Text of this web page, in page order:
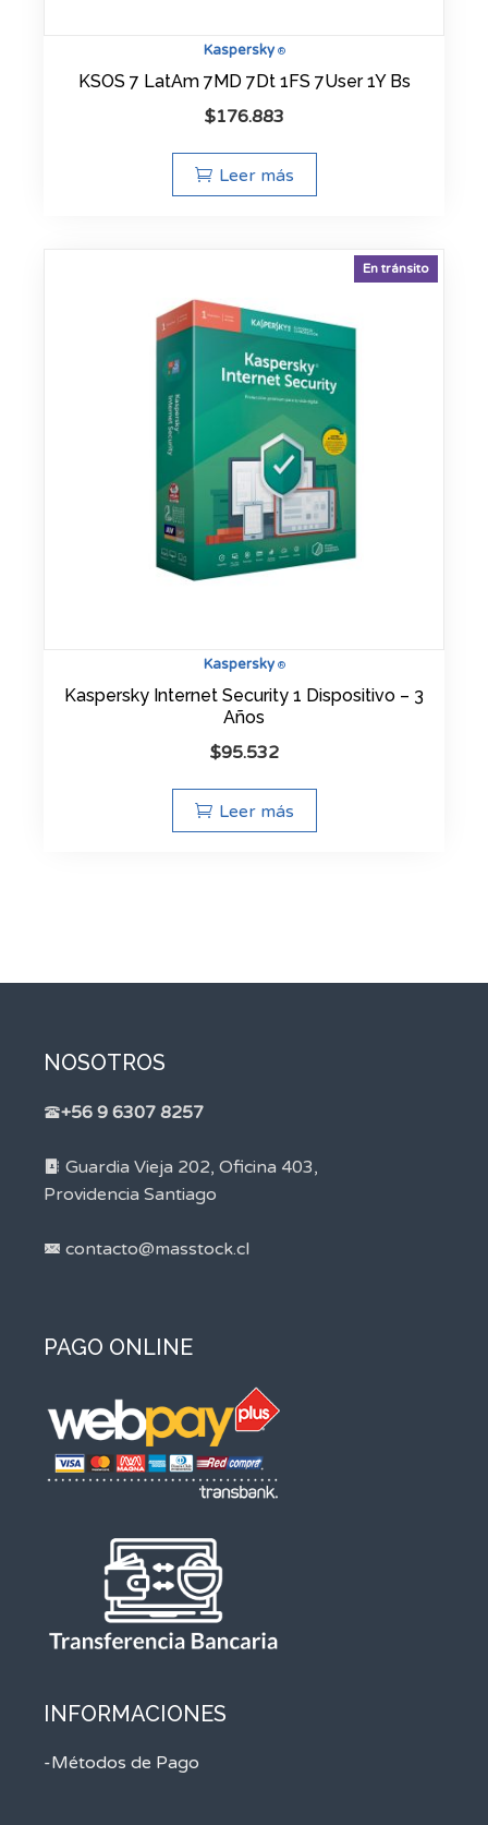
Kaspersky®
KSOS 7 LatAm 7MD 7Dt 1FS 7User 1Y Bs
$176.883
Leer más
Kaspersky®
En tránsito
Kaspersky Internet Security 1 Dispositivo – 3
Años
$95.532
Leer más
NOSOTROS
+56 9 6307 8257
Guardia Vieja 202, Oficina 403,
Providencia Santiago
contacto@masstock.cl
PAGO ONLINE
INFORMACIONES
-Métodos de Pago